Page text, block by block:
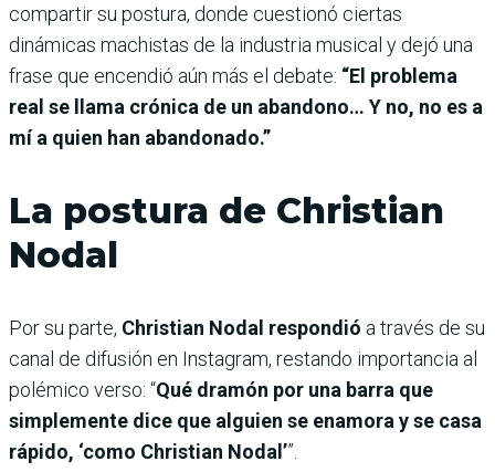
compartir su postura, donde cuestionó ciertas
dinámicas machistas de la industria musical y dejó una
frase que encendió aún más el debate: “El problema
real se llama crónica de un abandono… Y no, no es a
mí a quien han abandonado.”
La postura de Christian
Nodal
Por su parte, Christian Nodal respondió a través de su
canal de difusión en Instagram, restando importancia al
polémico verso: “Qué dramón por una barra que
simplemente dice que alguien se enamora y se casa
rápido, ‘como Christian Nodal’”.